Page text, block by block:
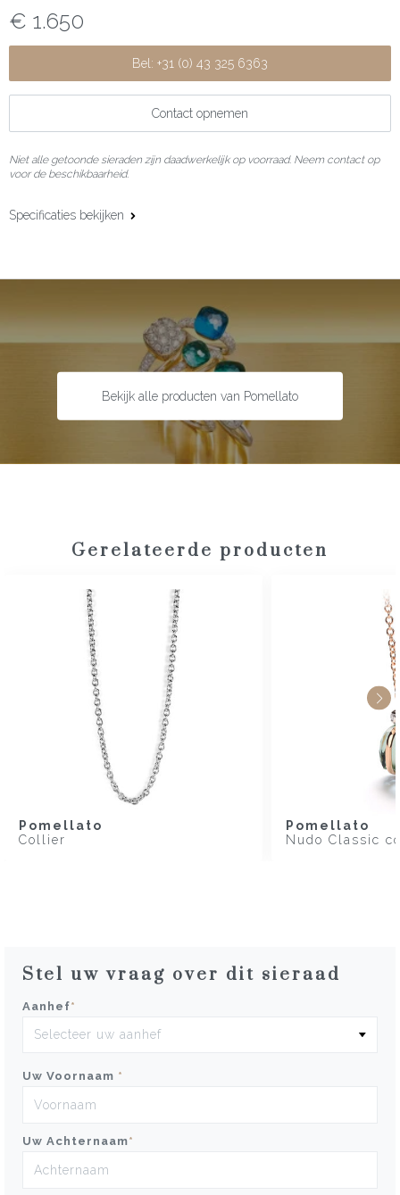
€ 1.650
Bel: +31 (0) 43 325 6363
Contact opnemen
Niet alle getoonde sieraden zijn daadwerkelijk op voorraad. Neem contact op
voor de beschikbaarheid.
Specificaties bekijken
Cabochon
P54
Bekijk alle producten van Pomellato
Gerelateerde producten
Pomellato
Collier
Pomellato
Nudo Classic
Stel uw vraag over dit sieraad
Aanhef*
Uw Voornaam *
Uw Achternaam*